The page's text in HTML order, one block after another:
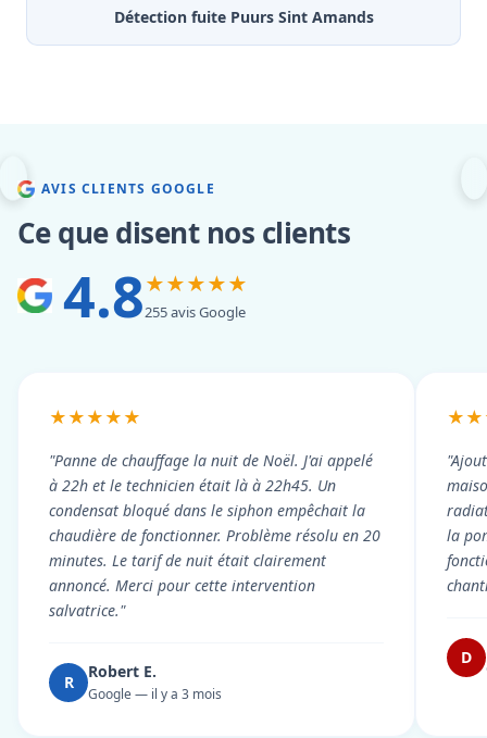
Détection fuite Puurs Sint Amands
AVIS CLIENTS GOOGLE
Ce que disent nos clients
4.8★★★★★
255 avis Google
★★★★★
"Panne de chauffage la nuit de Noël. J'ai appelé
à 22h et le technicien était là à 22h45. Un
condensat bloqué dans le siphon empêchait la
chaudière de fonctionner. Problème résolu en 20
minutes. Le tarif de nuit était clairement
annoncé. Merci pour cette intervention
salvatrice."
R
Robert E.
Google — il y a 3 mois
la
D